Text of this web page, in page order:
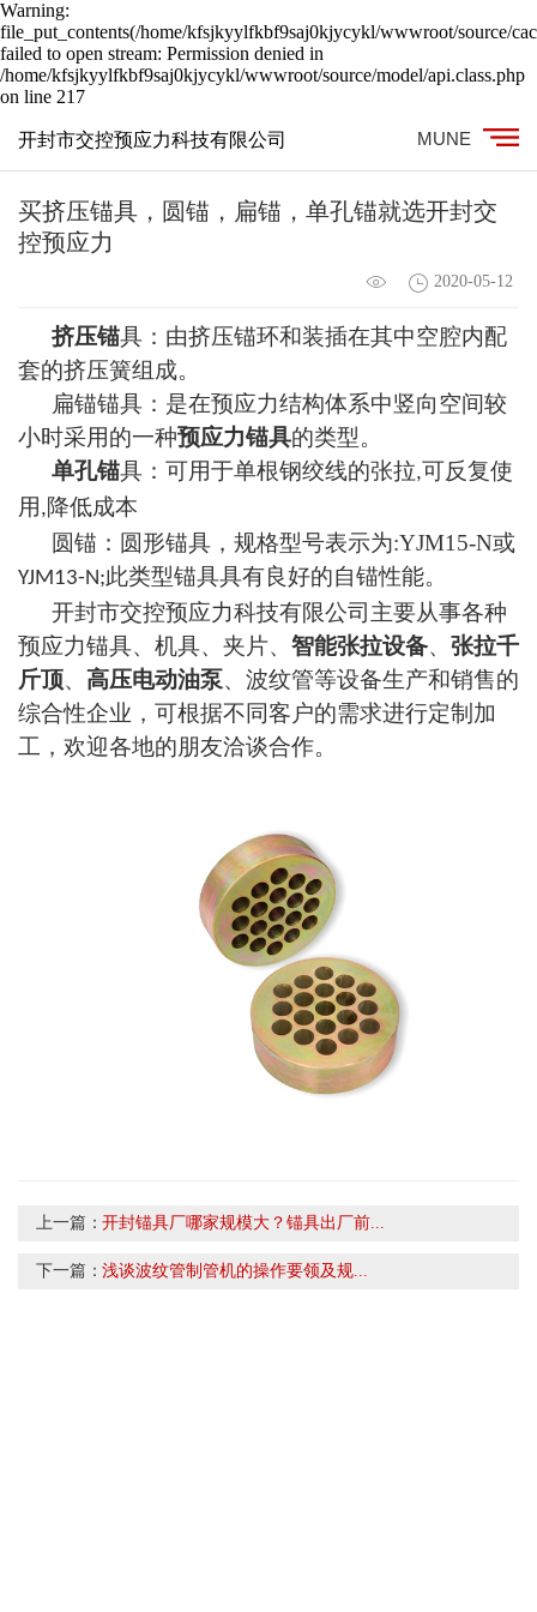
Warning:
file_put_contents(/home/kfsjkyylfkbf9saj0kjycykl/wwwroot/source/
failed to open stream: Permission denied in
/home/kfsjkyylfkbf9saj0kjycykl/wwwroot/source/model/api.class.php
on line 217
开封市交控预应力科技有限公司 MUNE
买挤压锚具，圆锚，扁锚，单孔锚就选开封交
控预应力
2020-05-12
挤压锚具 ： 由挤压锚环和装插在其中空腔内配
套的挤压簧组成。
扁锚锚具 ： 是在预应力结构体系中竖向空间较
小时采用的一种预应力锚具的类型。
单孔锚具： 可用于单根钢绞线的张拉,可反复使
用,降低成本
圆锚：圆形锚具，规格型号表示为:YJM15-N或
YJM13-N;此类型锚具具有良好的自锚性能。
开封市交控预应力科技有限公司主要从事各种
预应力锚具、机具、夹片、 智能张拉设备、 张拉千
斤顶、 高压电动油泵、波纹管等设备生产和销售的
综合性企业，可根据不同客户的需求进行定制加
工，欢迎各地的朋友洽谈合作。
上一篇：开封锚具厂哪家规模大？锚具出厂前...
下一篇：浅谈波纹管制管机的操作要领及规...